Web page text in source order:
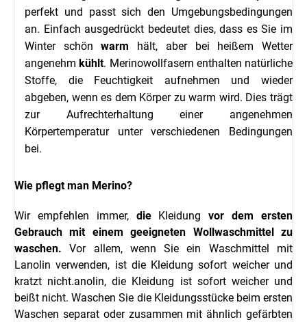
perfekt und passt sich den Umgebungsbedingungen
an. Einfach ausgedrückt bedeutet dies, dass es Sie im
Winter schönwarm hält, aber bei heißem Wetter
angenehm kühlt. Merinowollfasern enthalten natürliche
Stoffe, die Feuchtigkeit aufnehmen und wieder
abgeben, wenn es dem Körper zu warm wird. Dies trägt
zur Aufrechterhaltung einer angenehmen
Körpertemperatur unter verschiedenen Bedingungen
bei.
Wie pflegt man Merino?
Wir empfehlen immer, dieKleidungvor dem ersten
Gebrauch mit einem geeigneten Wollwaschmittel zu
waschen. Vor allem, wenn Sie ein Waschmittel mit
Lanolin verwenden, ist die Kleidung sofort weicher und
kratzt nicht.anolin, die Kleidung ist sofort weicher und
beißt nicht. Waschen Sie die Kleidungsstücke beim ersten
Waschen separat oder zusammen mit ähnlich gefärbten